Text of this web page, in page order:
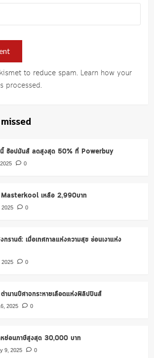
to reduce spam. Learn how your
processed.
ช้อปมันส์ ลดสูงสุด 50% ที่ Powerbuy
0
Masterkool เหลือ 2,990บาท
2025
0
รานต์: เมื่อเทศกาลแห่งความสุข ซ่อนเงาแห่ง
2025
0
นานปีศาจกระหายเลือดแห่งฟิลิปปินส์
2025
0
ย่อนภาษีสูงสุด 30,000 บาท
9, 2025 0